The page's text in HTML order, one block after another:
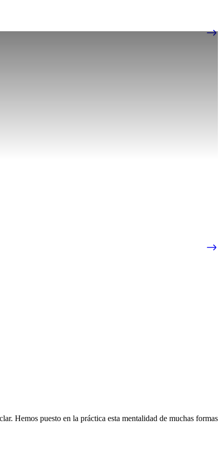
Hemos puesto en la práctica esta mentalidad de muchas formas